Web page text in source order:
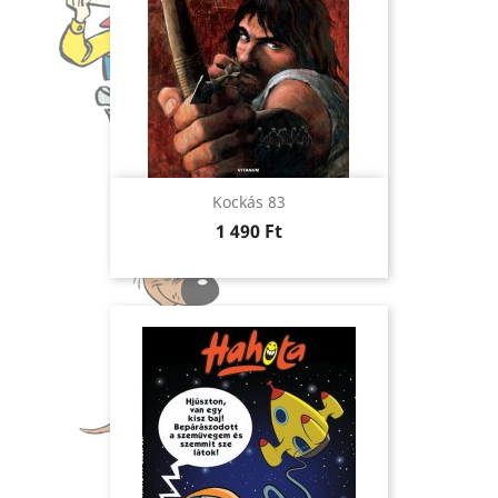
Kockás 83
Ár
1 490 Ft